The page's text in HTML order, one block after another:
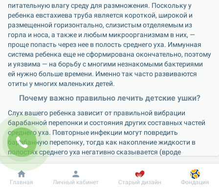
питательную влагу среду для размножения. Поскольку у
ребенка евстахиева труба является короткой, широкой и
размещенной горизонтально, слизистым отделяемым из
горла и носа, а также и любым микроорганизмам в них, —
проще попасть через нее в полость среднего уха. Иммунная
система ребенка еще не сформирована окончательно, поэтому
и уязвима — на борьбу с многими незнакомыми бактериями
ей нужно больше времени. Именно так часто развиваются
отиты у многих маленьких детей.
Почему важно правильно лечить детские ушки?
Слух вашего ребенка зависит от правильной вибрации
барабанной перепонки и состояния других составных частей
среднего уха. Повторные инфекции могут повредить
барабанную перепонку, тогда как накопление жидкости в
полостях среднего уха негативно сказывается (вроде
приглушает) вибрацию барабанной перепонки — в конце
концов и то, и другое препятствует нормальному слуха
малыша. Вот почему важно серьезно отнестись к лечению
Добробут Информация Пациенту
Главная Личный кабинет Старый дизайн Фондация